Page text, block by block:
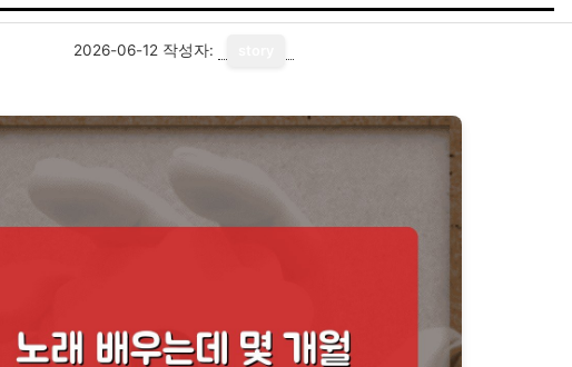
2026-06-12 작성자: